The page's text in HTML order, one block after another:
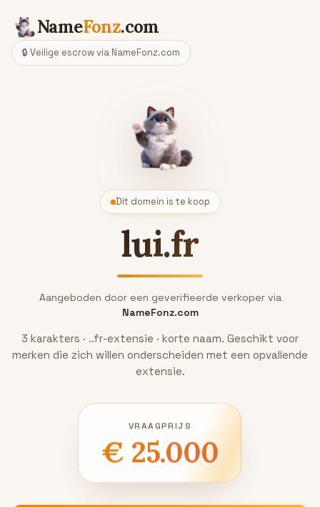
NameFonz.com
🔒 Veilige escrow via NameFonz.com
Dit domein is te koop
lui.fr
Aangeboden door een geverifieerde verkoper via
NameFonz.com
3 karakters · ..fr-extensie · korte naam. Geschikt voor
merken die zich willen onderscheiden met een opvallende
extensie.
VRAAGPRIJS
€ 25.000